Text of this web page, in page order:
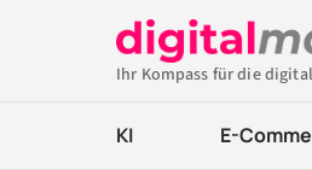
Ihr Kompass für die
KI E-